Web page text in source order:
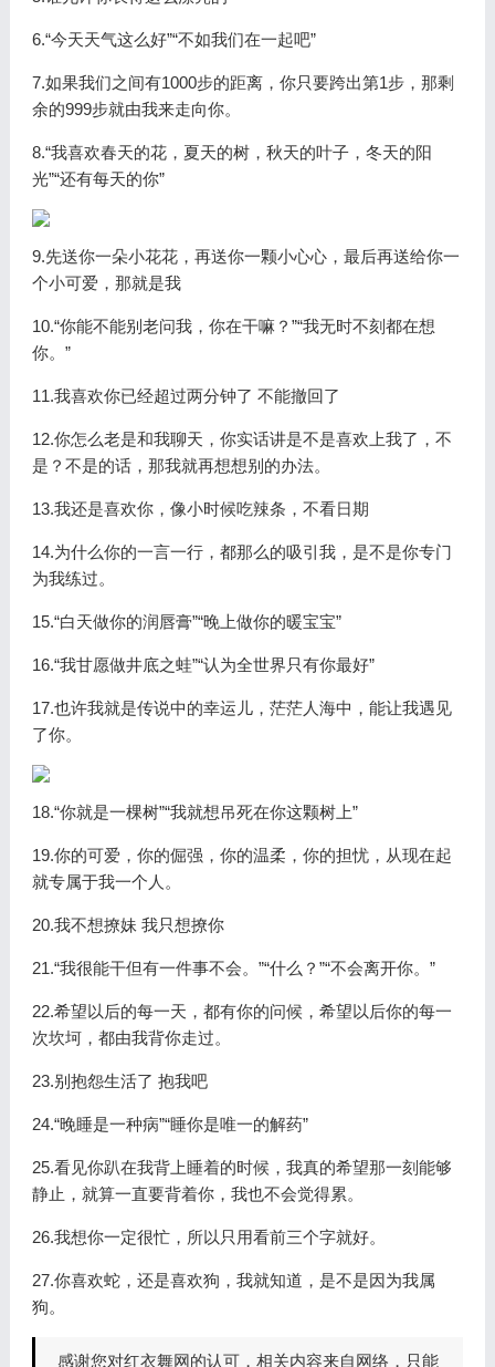
6.“今天天气这么好”“不如我们在一起吧”
7.如果我们之间有1000步的距离，你只要跨出第1步，那剩
余的999步就由我来走向你。
8.“我喜欢春天的花，夏天的树，秋天的叶子，冬天的阳
光”“还有每天的你”
9.先送你一朵小花花，再送你一颗小心心，最后再送给你一
个小可爱，那就是我
10.“你能不能别老问我，你在干嘛？”“我无时不刻都在想
你。”
11.我喜欢你已经超过两分钟了 不能撤回了
12.你怎么老是和我聊天，你实话讲是不是喜欢上我了，不
是？不是的话，那我就再想想别的办法。
13.我还是喜欢你，像小时候吃辣条，不看日期
14.为什么你的一言一行，都那么的吸引我，是不是你专门
为我练过。
15.“白天做你的润唇膏”“晚上做你的暖宝宝”
16.“我甘愿做井底之蛙”“认为全世界只有你最好”
17.也许我就是传说中的幸运儿，茫茫人海中，能让我遇见
了你。
18.“你就是一棵树”“我就想吊死在你这颗树上”
19.你的可爱，你的倔强，你的温柔，你的担忧，从现在起
就专属于我一个人。
20.我不想撩妹 我只想撩你
21.“我很能干但有一件事不会。”“什么？”“不会离开你。”
22.希望以后的每一天，都有你的问候，希望以后你的每一
次坎坷，都由我背你走过。
23.别抱怨生活了 抱我吧
24.“晚睡是一种病”“睡你是唯一的解药”
25.看见你趴在我背上睡着的时候，我真的希望那一刻能够
静止，就算一直要背着你，我也不会觉得累。
26.我想你一定很忙，所以只用看前三个字就好。
27.你喜欢蛇，还是喜欢狗，我就知道，是不是因为我属
狗。
感谢您对红衣舞网的认可，相关内容来自网络，只能